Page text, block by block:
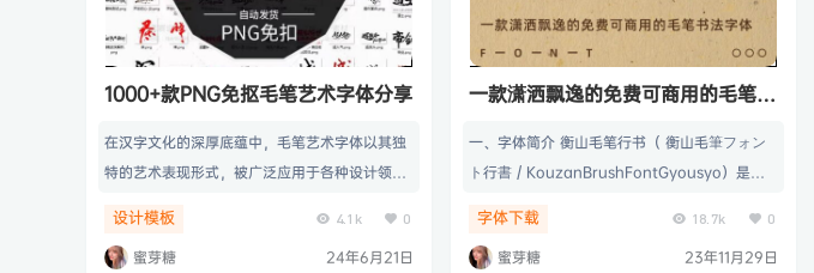
1000+款PNG免抠毛笔艺术字体分享
在汉字文化的深厚底蕴中，毛笔艺术字体以其独
特的艺术表现形式，被广泛应用于各种设计领
字体风格，我准备了1000+款PNG免抠毛笔艺术
字体。这些字体各具特色，各种字体都能找到，
设计模板 4.1k 0
蜜芽糖 24年6月21日
一款潇洒飘逸的免费可商用的毛笔书
一、字体简介 衡山毛笔行书（ 衡山毛筆フォン
ト行書 / KouzanBrushFontGyousyo）是日
款字体包含 JIS 第 1 水准 2965 字，第 2 水准
3390 字。由于字体采用的日本的 JIS 标准，所
字体下载 18.7k 0
蜜芽糖 23年11月29日